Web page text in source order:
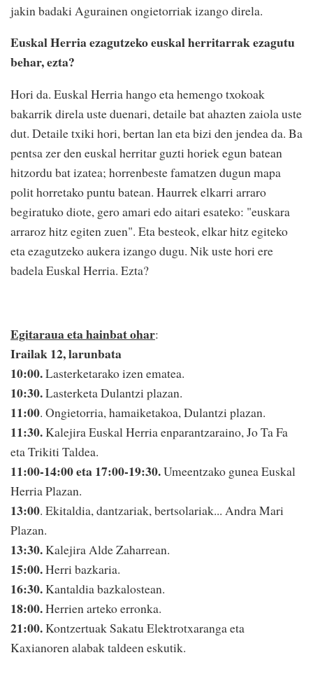
jakin badaki Agurainen ongietorriak izango direla.
Euskal Herria ezagutzeko euskal herritarrak ezagutu
behar, ezta?
Hori da. Euskal Herria hango eta hemengo txokoak
bakarrik direla uste duenari, detaile bat ahazten zaiola uste
dut. Detaile txiki hori, bertan lan eta bizi den jendea da. Ba
pentsa zer den euskal herritar guzti horiek egun batean
hitzordu bat izatea; horrenbeste famatzen dugun mapa
polit horretako puntu batean. Haurrek elkarri arraro
begiratuko diote, gero amari edo aitari esateko: "euskara
arraroz hitz egiten zuen". Eta besteok, elkar hitz egiteko
eta ezagutzeko aukera izango dugu. Nik uste hori ere
badela Euskal Herria. Ezta?
Egitaraua eta hainbat ohar:
Irailak 12, larunbata
10:00.Lasterketarako izen ematea.
10:30.Lasterketa Dulantzi plazan.
11:00. Ongietorria, hamaiketakoa, Dulantzi plazan.
11:30.Kalejira Euskal Herria enparantzaraino, Jo Ta Fa
eta Trikiti Taldea.
11:00-14:00 eta 17:00-19:30.Umeentzako gunea Euskal
Herria Plazan.
13:00. Ekitaldia, dantzariak, bertsolariak... Andra Mari
Plazan.
13:30.Kalejira Alde Zaharrean.
15:00.Herri bazkaria.
16:30.Kantaldia bazkalostean.
18:00.Herrien arteko erronka.
21:00.Kontzertuak Sakatu Elektrotxaranga eta
Kaxianoren alabak taldeen eskutik.